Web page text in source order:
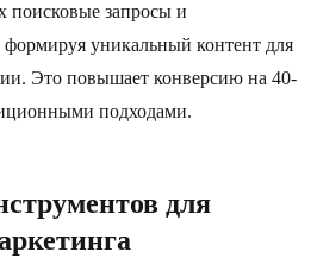
поисковые запросы и
уникальный контент для
Это повышает конверсию на 40-
подходами.
для